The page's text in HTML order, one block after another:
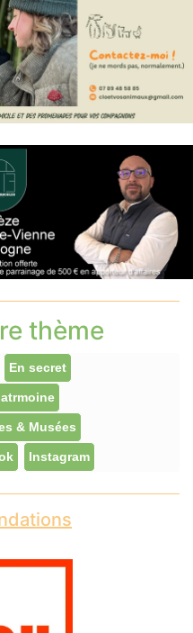
thème
En secret
& Musées
Instagram